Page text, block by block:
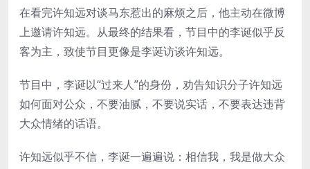
在看完许知远对谈马东惹出的麻烦之后，他主动在微博
上邀请许知远。从最终的结果看，节目中的李诞似乎反
客为主，致使节目更像是李诞访谈许知远。
节目中，李诞以“过来人”的身份，劝告知识分子许知远
如何面对公众，不要油腻，不要说实话，不要表达违背
大众情绪的话语。
许知远似乎不信，李诞一遍遍说：相信我，我是做大众